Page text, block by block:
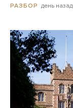
РАЗБОР день назад